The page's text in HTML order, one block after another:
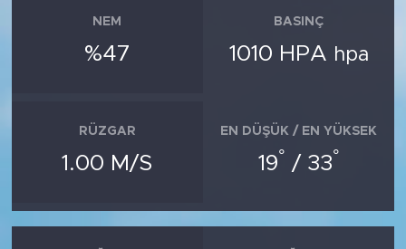
NEM
%47
BASINÇ
1010 HPA hpa
RÜZGAR
1.00 M/S
EN DÜŞÜK / EN YÜKSEK
19° / 33°